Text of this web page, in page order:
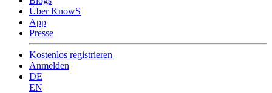
Über KnowS
App
Presse
Kostenlos registrieren
Anmelden
DE
EN